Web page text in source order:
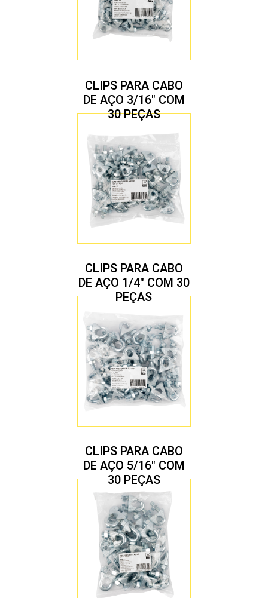
CLIPS PARA CABO
DE AÇO 3/16″ COM
30 PEÇAS
CLIPS PARA CABO
DE AÇO 1/4″ COM 30
PEÇAS
CLIPS PARA CABO
DE AÇO 5/16″ COM
30 PEÇAS